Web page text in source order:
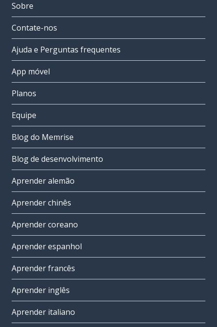
Sobre
Contate-nos
Ajuda e Perguntas frequentes
App móvel
Planos
Equipe
Blog do Memrise
Blog de desenvolvimento
Aprender alemão
Aprender chinês
Aprender coreano
Aprender espanhol
Aprender francês
Aprender inglês
Aprender italiano